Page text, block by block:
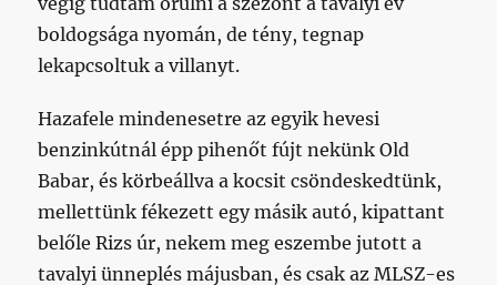
boldogsága nyomán, de tény, tegnap
lekapcsoltuk a villanyt.
Hazafele mindenesetre az egyik hevesi
benzinkútnál épp pihenőt fújt nekünk Old
Babar, és körbeállva a kocsit csöndeskedtünk,
mellettünk fékezett egy másik autó, kipattant
belőle Rizs úr, nekem meg eszembe jutott a
tavalyi ünneplés májusban, és csak az MLSZ-es